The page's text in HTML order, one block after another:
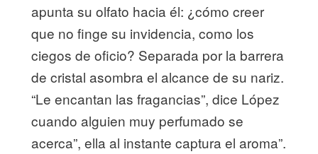
apunta su olfato hacia él: ¿cómo creer
que no finge su invidencia, como los
ciegos de oficio? Separada por la barrera
de cristal asombra el alcance de su nariz.
“Le encantan las fragancias”, dice López
cuando alguien muy perfumado se
acerca”, ella al instante captura el aroma”.